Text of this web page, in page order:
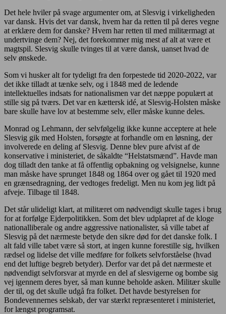
Det hele hviler på svage argumenter om, at Slesvig i virkeligheden
var dansk. Hvis det var dansk, hvem har da retten til på deres vegne
at erklære dem for danske? Hvem har retten til med militærmagt at
undertvinge dem? Nej, det forekommer mig mest af alt at være et
magtspil. Slesvig skulle tvinges til at være dansk, uanset hvad de
selv ønskede.
Som vi husker alt for tydeligt fra den forpestede tid 2020-2022, var
det ikke tilladt at tænke selv, og i 1848 med de ledende
intellektuelles indsats for nationalismen var det næppe populært at
stille sig på tværs. Det var en kættersk idé, at Slesvig-Holsten måske
bare skulle have lov at bestemme selv, eller måske kunne deles.
Monrad og Lehmann, der selvfølgelig ikke kunne acceptere at hele
Slesvig gik med Holsten, forsøgte at forhandle om en løsning, der
involverede en deling af Slesvig. Denne blev pure afvist af de
konservative i ministeriet, de såkaldte “Helstatsmænd”. Havde man
dog tilladt den tanke at få offentlig opbakning og velsignelse, kunne
man måske have sprunget 1848 og 1864 over og gået til 1920 med
en grænsedragning, der vedtoges fredeligt. Men nu kom jeg lidt på
afveje. Tilbage til 1848.
Det står ulideligt klart, at militæret om nødvendigt skulle tages i brug
for at forfølge Ejderpolitikken. Som det blev udplapret af de kloge
nationalliberale og andre aggressive nationalister, så ville tabet af
Slesvig på det nærmeste betyde den sikre død for det danske folk. I
alt fald ville tabet være så stort, at ingen kunne forestille sig, hvilken
rædsel og lidelse det ville medføre for folkets selvforståelse (hvad
end det luftige begreb betyder). Derfor var det på det nærmeste et
nødvendigt selvforsvar at myrde en del af slesvigerne og bombe sig
vej igennem deres byer, så man kunne beholde asken. Militær skulle
der til, og det skulle udgå fra folket. Det havde bestyrelsen for
Bondevennernes selskab, der var stærkt repræsenteret i ministeriet,
for længst programsat.